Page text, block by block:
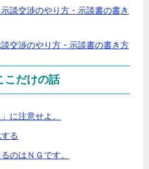
談交渉のやり方・示談書の書き
交渉のやり方・示談書の書き方
こだけの話
に注意せよ。
る
のはＮＧです。